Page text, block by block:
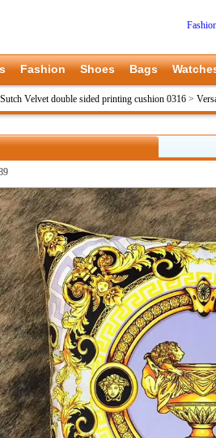
Fashion Shoes Bags
Sutch Velvet double sided printing cushion 0316 >
上一张